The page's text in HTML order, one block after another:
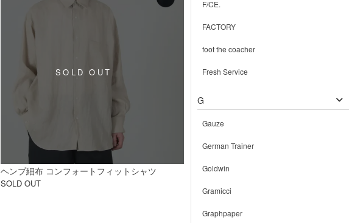
ヘンプ細布 コンフォートフィットシャツ
SOLD OUT
F/CE.
FACTORY
foot the coacher
Fresh Service
G
Gauze
German Trainer
Goldwin
Gramicci
Graphpaper